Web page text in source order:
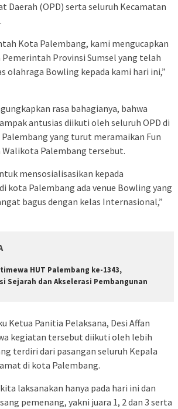
Daerah (OPD) serta seluruh Kecamatan
Kota Palembang, kami mengucapkan
Provinsi Sumsel yang telah
olahraga Bowling kepada kami hari ini,”
rasa bahagianya, bahwa
antusias diikuti oleh seluruh OPD di
yang turut meramaikan Fun
Walikota Palembang tersebut.
mensosialisasikan kepada
kota Palembang ada venue Bowling yang
bagus dengan kelas Internasional,”
HUT Palembang ke-1343,
Sejarah dan Akselerasi Pembangunan
Ketua Panitia Pelaksana, Desi Affan
kegiatan tersebut diikuti oleh lebih
terdiri dari pasangan seluruh Kepala
di kota Palembang.
laksanakan hanya pada hari ini dan
pemenang, yakni juara 1, 2 dan 3 serta